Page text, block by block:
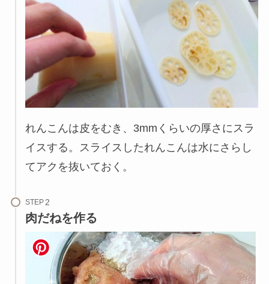
れんこんは皮をむき、3mmくらいの厚さにスラ
イスする。スライスしたれんこんは水にさらし
てアクを抜いておく。
STEP
肉だねを作る